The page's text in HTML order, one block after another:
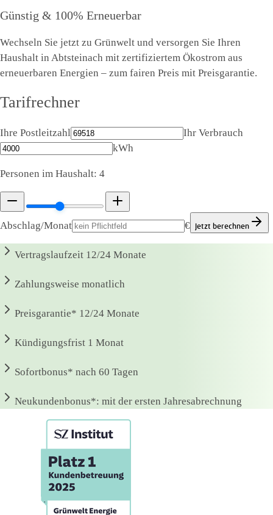
Günstig & 100% Erneuerbar
Wechseln Sie jetzt zu Grünwelt und versorgen Sie Ihren
Haushalt in Abtsteinach mit zertifiziertem Ökostrom aus
erneuerbaren Energien – zum fairen Preis mit Preisgarantie.
Tarifrechner
Ihre Postleitzahl
Ihr Verbrauch
kWh
Personen im Haushalt: 4
Abschlag/Monat € Jetzt berechnen
Vertragslaufzeit 12/24 Monate
Zahlungsweise monatlich
Preisgarantie* 12/24 Monate
Kündigungsfrist 1 Monat
Sofortbonus* nach 60 Tagen
Neukundenbonus*: mit der ersten Jahresabrechnung